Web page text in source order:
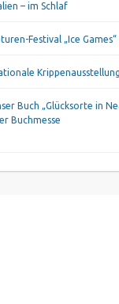
– im Schlaf
Festival „Ice
Buch „Glücksorte in
Buchmesse